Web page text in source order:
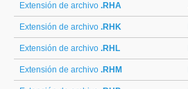
Extensión de archivo .RHA
Extensión de archivo .RHK
Extensión de archivo .RHL
Extensión de archivo .RHM